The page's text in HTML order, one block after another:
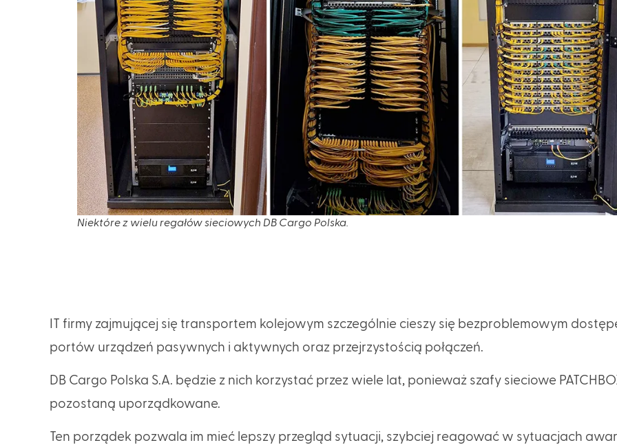
Niektóre z wielu regałów sieciowych DB Cargo Polska.
IT firmy zajmującej się transportem kolejowym szczególnie cieszy się bezproblemowym
portów urządzeń pasywnych i aktywnych oraz przejrzystością połączeń.
DB Cargo Polska S.A. będzie z nich korzystać przez wiele lat, ponieważ szafy sieciowe
pozostaną uporządkowane.
Ten porządek pozwala im mieć lepszy przegląd sytuacji, szybciej reagować w sytuacjach